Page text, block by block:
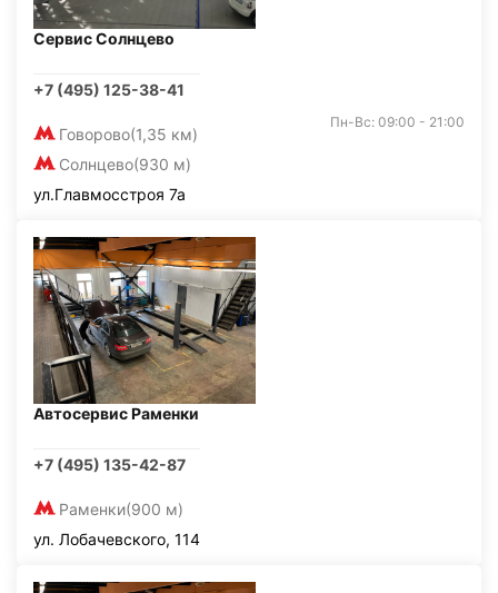
Сервис Солнцево
+7 (495) 125-38-41
Говорово(1,35 км)
Солнцево(930 м)
Пн-Вс: 09:00 - 21:00
ул.Главмосстроя 7а
Автосервис Раменки
+7 (495) 135-42-87
Раменки(900 м)
ул. Лобачевского, 114